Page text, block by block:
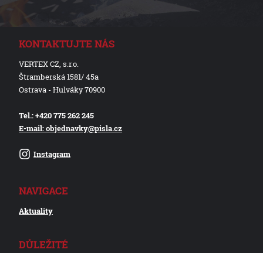
KONTAKTUJTE NÁS
VERTEX CZ, s.r.o.
Štramberská 1581/ 45a
Ostrava - Hulváky 70900
Tel.: +420 775 262 245
E-mail: objednavky@pisla.cz
Instagram
NAVIGACE
Aktuality
DŮLEŽITÉ